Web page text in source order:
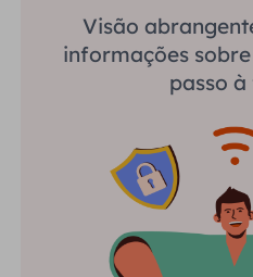
Visão
informações
passo